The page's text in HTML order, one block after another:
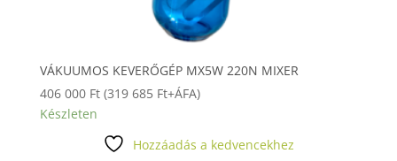
VÁKUUMOS KEVERŐGÉP MX5W 220N MIXER
406 000 Ft (319 685 Ft+ÁFA)
Készleten
Hozzáadás a kedvencekhez